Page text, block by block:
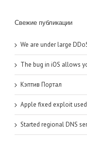
Свежие публикации
We are under large
The bug in iOS allows
Кэптив Портал
Apple fixed exploit
Started regional DNS